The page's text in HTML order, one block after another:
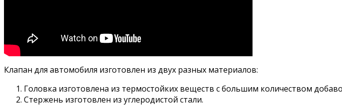
Клапан для автомобиля изготовлен из двух разных материалов:
Головка изготовлена из термостойких веществ с большим количеством
Стержень изготовлен из углеродистой стали.